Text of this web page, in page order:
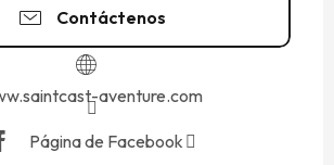
Contáctenos
aventure.com
Página de Facebook